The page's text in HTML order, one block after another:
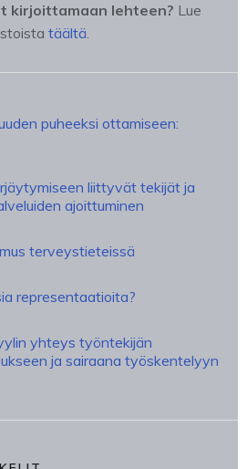
kirjoittamaan lehteen? Lue
täältä.
puheeksi ottamiseen:
liittyvät tekijät ja
ajoittuminen
terveystieteissä
representaatioita?
yhteys työntekijän
ja sairaana työskentelyyn